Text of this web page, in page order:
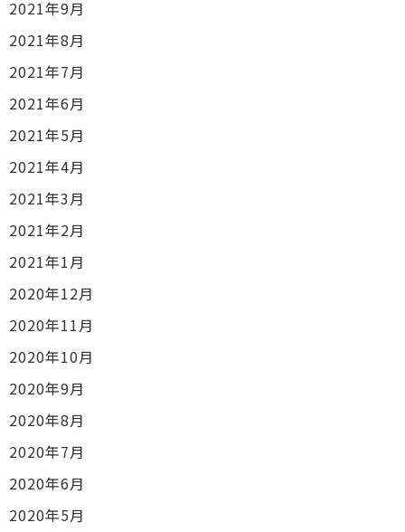
2021年9月
2021年8月
2021年7月
2021年6月
2021年5月
2021年4月
2021年3月
2021年2月
2021年1月
2020年12月
2020年11月
2020年10月
2020年9月
2020年8月
2020年7月
2020年6月
2020年5月